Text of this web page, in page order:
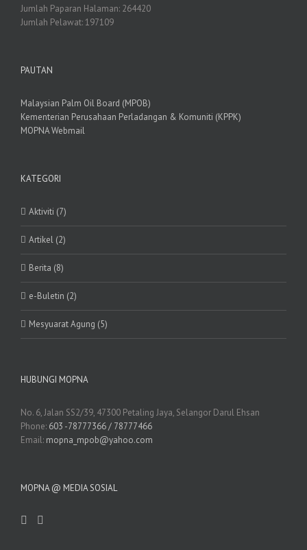
Jumlah Paparan Halaman: 264420
Jumlah Pelawat:197109
PAUTAN
Malaysian Palm Oil Board (MPOB)
Kementerian Perusahaan Perladangan & Komuniti (KPPK)
MOPNA Webmail
KATEGORI
Aktiviti (7)
Artikel (2)
Berita (8)
e-Buletin (2)
Mesyuarat Agung (5)
HUBUNGI MOPNA
No. 6, Jalan SS2/39, 47300 Petaling Jaya, Selangor Darul Ehsan
Phone: 603 -78777366 / 78777466
Email: mopna_mpob@yahoo.com
MOPNA @ MEDIA SOSIAL